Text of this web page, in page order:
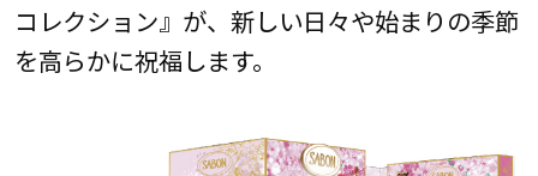
コレクション』が、新しい日々や始まりの季節
を高らかに祝福します。